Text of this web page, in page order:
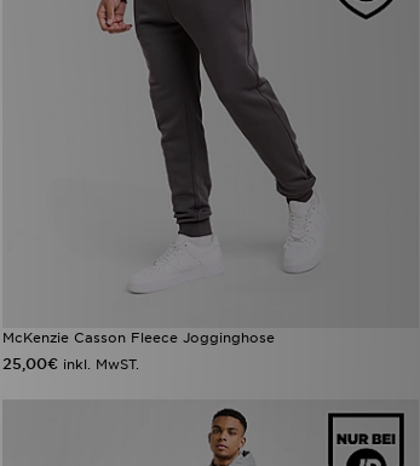
McKenzie Casson Fleece Jogginghose
25,00€ inkl. MwST.